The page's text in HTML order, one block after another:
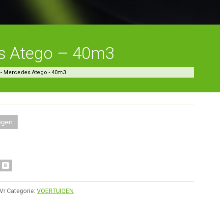
Atego – 40m3
Mercedes Atego - 40m3
Categorie: VOERTUIGEN